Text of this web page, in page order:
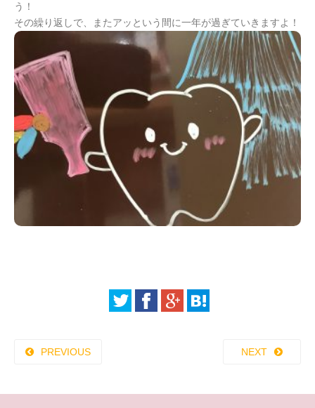
う！
その繰り返しで、またアッという間に一年が過ぎていきますよ！
PREVIOUS NEXT